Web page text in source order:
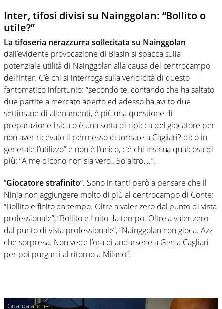
Inter, tifosi divisi su Nainggolan: “Bollito o
utile?”
La tifoseria nerazzurra sollecitata su Nainggolan
dall’evidente provocazione di Biasin si spacca sulla
potenziale utilità di Nainggolan alla causa del centrocampo
dell’Inter. C’è chi si interroga sulla veridicità di questo
fantomatico infortunio: “secondo te, contando che ha saltato
due partite a mercato aperto ed adesso ha avuto due
settimane di allenamenti, è più una questione di
preparazione fisica o è una sorta di ripicca del giocatore per
non aver ricevuto il permesso di tornare a Cagliari? dico in
generale l’utilizzo” e non è l’unico, c’è chi insinua qualcosa di
più: “A me dicono non sia vero.. So altro…”.
“Giocatore strafinito“. Sono in tanti però a pensare che il
Ninja non aggiungere molto di più al centrocampo di Conte:
“Bollito e finito da tempo. Oltre a valer zero dal punto di vista
professionale”, “Bollito e finito da tempo. Oltre a valer zero
dal punto di vista professionale”, “Nainggolan non gioca. Azz
che sorpresa. Non vede l’ora di andarsene a Gen a Cagliari
per poi purgarci al ritorno a Milano”.